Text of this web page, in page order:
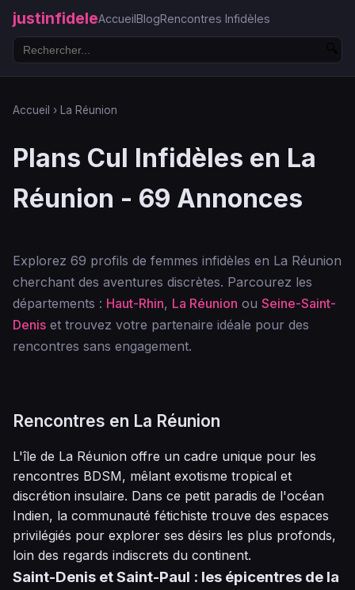
justinfideleAccueilBlogRencontres Infidèles
Accueil › La Réunion
Plans Cul Infidèles en La
Réunion - 69 Annonces
Explorez 69 profils de femmes infidèles en La Réunion
cherchant des aventures discrètes. Parcourez les
départements : Haut-Rhin, La Réunion ou Seine-Saint-
Denis et trouvez votre partenaire idéale pour des
rencontres sans engagement.
Rencontres en La Réunion
L'île de La Réunion offre un cadre unique pour les
rencontres BDSM, mêlant exotisme tropical et
discrétion insulaire. Dans ce petit paradis de l'océan
Indien, la communauté fétichiste trouve des espaces
privilégiés pour explorer ses désirs les plus profonds,
loin des regards indiscrets du continent.
Saint-Denis et Saint-Paul : les épicentres de la